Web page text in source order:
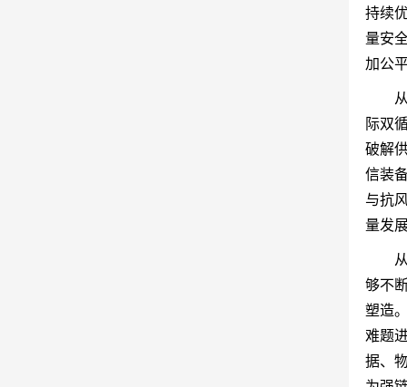
持续
量安
加公
际双
破解
信装
与抗
量发
够不
塑造
难题
据、